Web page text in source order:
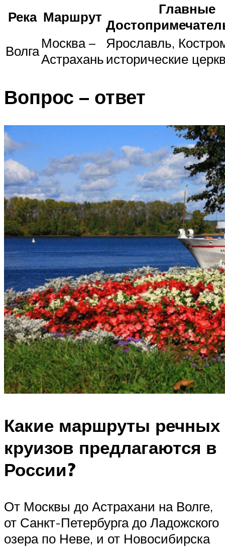
Река Маршрут
Главные
ВолгаМосква –
Астрахань
Ярославль,
исторические
Вопрос – ответ
Какие маршруты речных
круизов предлагаются в
России?
От Москвы до Астрахани на Волге,
от Санкт-Петербурга до Ладожского
озера по Неве, и от Новосибирска